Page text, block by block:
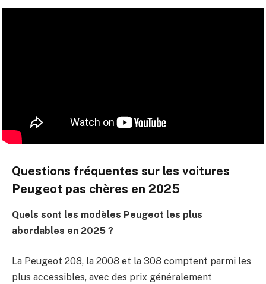
Questions fréquentes sur les voitures
Peugeot pas chères en 2025
Quels sont les modèles Peugeot les plus
abordables en 2025 ?
La Peugeot 208, la 2008 et la 308 comptent parmi les
plus accessibles, avec des prix généralement